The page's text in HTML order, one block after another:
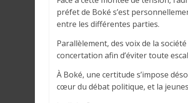
préfet de Boké s’est
entre les différentes parties.
Parallèlement, des voix de la
concertation afin d’éviter toute
À Boké, une certitude s’impose
cœur du débat politique, et la